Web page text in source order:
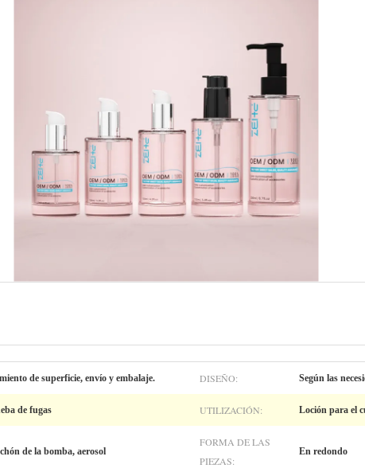
de superficie, envío y embalaje. DISEÑO: Según las
de fugas UTILIZACIÓN: Loción para el
de la bomba, aerosol
FORMA DE LAS
PIEZAS:
En redondo